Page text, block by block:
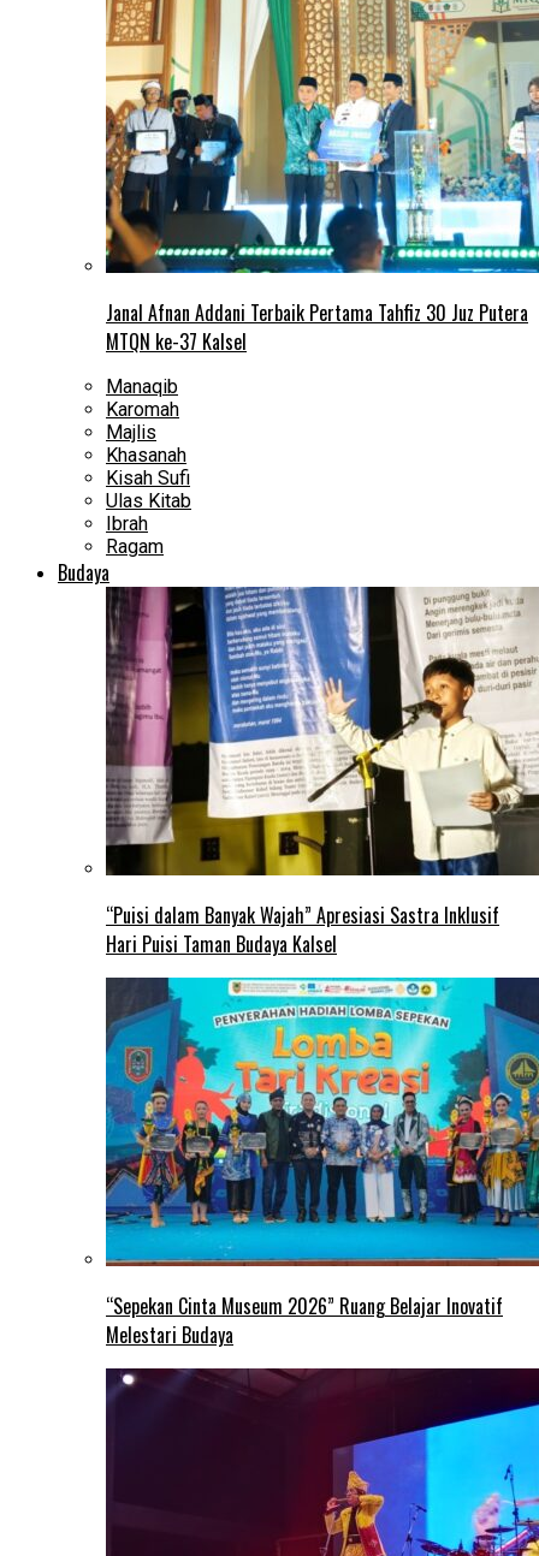
Janal Afnan Addani Terbaik Pertama Tahfiz 30 Juz Putera
MTQN ke-37 Kalsel
Manaqib
Karomah
Majlis
Khasanah
Kisah Sufi
Ulas Kitab
Ibrah
Ragam
Budaya
“Puisi dalam Banyak Wajah” Apresiasi Sastra Inklusif
Hari Puisi Taman Budaya Kalsel
“Sepekan Cinta Museum 2026” Ruang Belajar Inovatif
Melestari Budaya